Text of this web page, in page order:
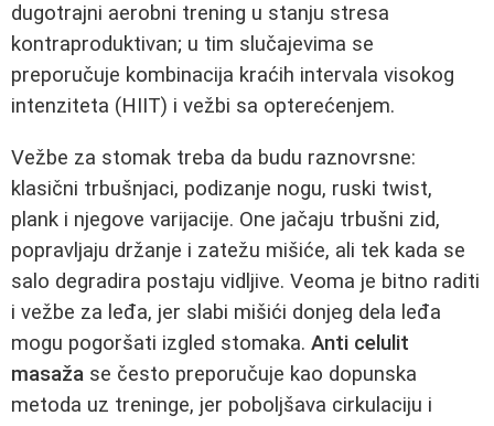
dugotrajni aerobni trening u stanju stresa
kontraproduktivan; u tim slučajevima se
preporučuje kombinacija kraćih intervala visokog
intenziteta (HIIT) i vežbi sa opterećenjem.
Vežbe za stomak treba da budu raznovrsne:
klasični trbušnjaci, podizanje nogu, ruski twist,
plank i njegove varijacije. One jačaju trbušni zid,
popravljaju držanje i zatežu mišiće, ali tek kada se
salo degradira postaju vidljive. Veoma je bitno raditi
i vežbe za leđa, jer slabi mišići donjeg dela leđa
mogu pogoršati izgled stomaka. Anti celulit
masaža se često preporučuje kao dopunska
metoda uz treninge, jer poboljšava cirkulaciju i